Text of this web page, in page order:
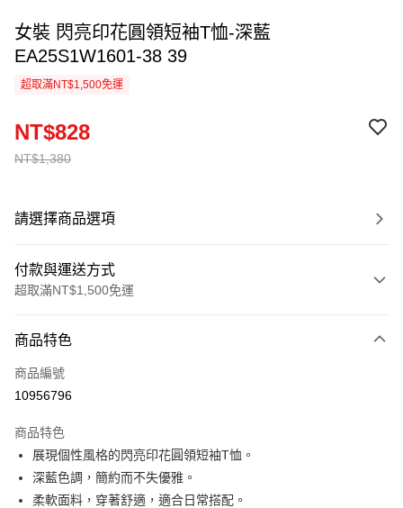
女裝 閃亮印花圓領短袖T恤-深藍
EA25S1W1601-38 39
超取滿NT$1,500免運
NT$1,380
NT$828
請選擇商品選項
付款與運送方式
超取滿NT$1,500免運
信用卡一次付款
超商取貨付款
Apple Pay
悠遊付
商品特色
商品編號
10956796
商品特色
展現個性風格的閃亮印花圓領短袖T恤。
深藍色調，簡約而不失優雅。
柔軟面料，穿著舒適，適合日常搭配。